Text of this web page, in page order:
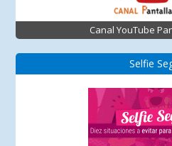
Canal YouTube
Selfie